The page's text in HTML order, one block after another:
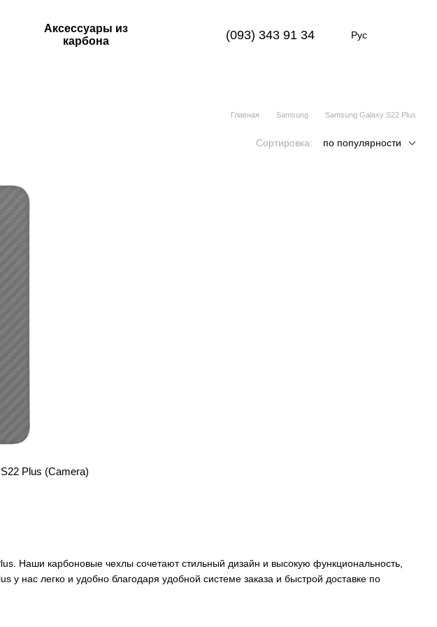
Аксессуары из
карбона
(093) 343 91 34 Рус
Главная Samsung Samsung Galaxy S22 Plus
Сортировка: по популярности
Наши карбоновые чехлы сочетают стильный дизайн и высокую функциональность,
нас легко и удобно благодаря удобной системе заказа и быстрой доставке по
Plus (Camera)